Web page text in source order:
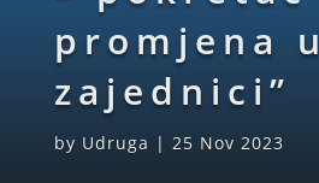
promjena u
zajednici”
by Udruga | 25 Nov 2023